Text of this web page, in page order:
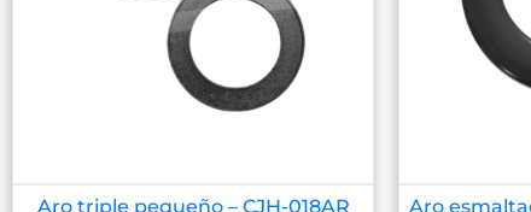
Aro triple pequeño – CJH-018AR
Aro